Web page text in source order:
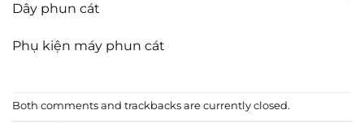
Dây phun cát
Phụ kiện máy phun cát
Both comments and trackbacks are currently closed.